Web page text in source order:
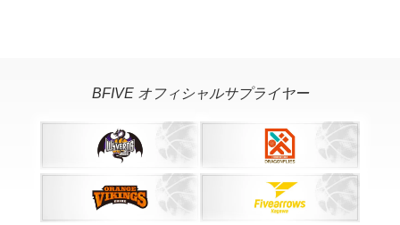
BFIVE オフィシャルサプライヤー